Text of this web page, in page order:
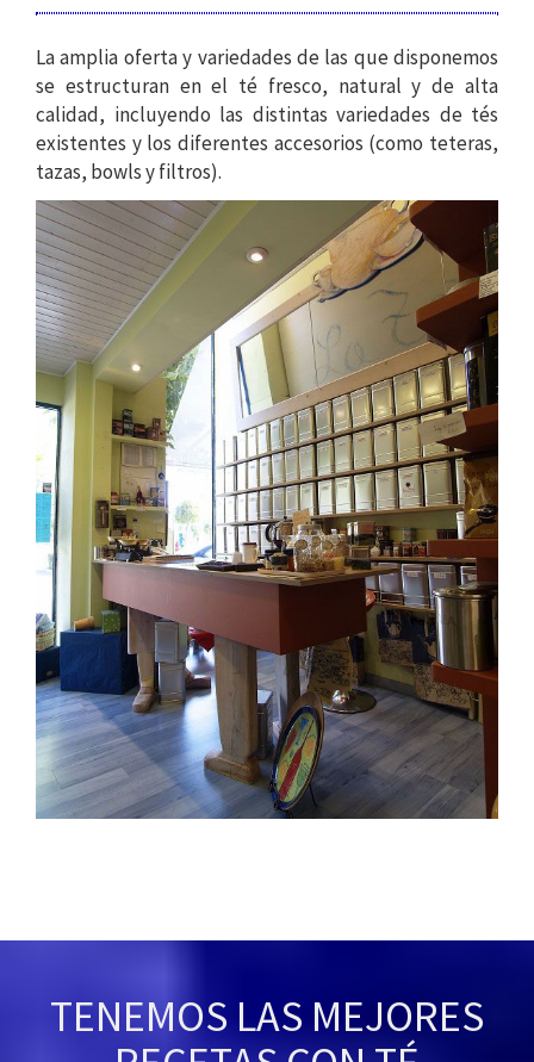
La amplia oferta y variedades de las que disponemos
se estructuran en el té fresco, natural y de alta
calidad, incluyendo las distintas variedades de tés
existentes y los diferentes accesorios (como teteras,
tazas, bowls y filtros).
TENEMOS LAS MEJORES